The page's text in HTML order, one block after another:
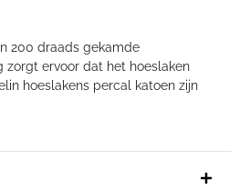
200 draads gekamde
zorgt ervoor dat het hoeslaken
hoeslakens percal katoen zijn